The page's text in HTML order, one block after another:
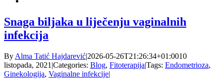
Snaga biljaka u liječenju vaginalnih
infekcija
By Alma Tatić Hajdarević|2026-05-26T21:26:34+01:0010
listopada, 2021 |Categories: Blog, Fitoterapija|Tags: Endometrioza,
Ginekologija, Vaginalne infekcije|